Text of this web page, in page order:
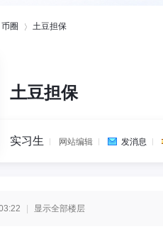
币圈
›
土豆担保
土豆担保
实习生 网站编辑 发消息
显示全部楼层